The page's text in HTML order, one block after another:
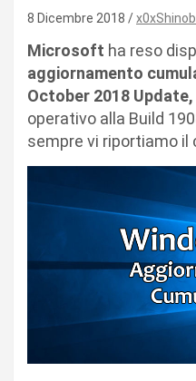
8 Dicembre 2018
Microsoft ha reso
aggiornamento
October 2018 Update,
operativo alla Build
sempre vi riportiamo